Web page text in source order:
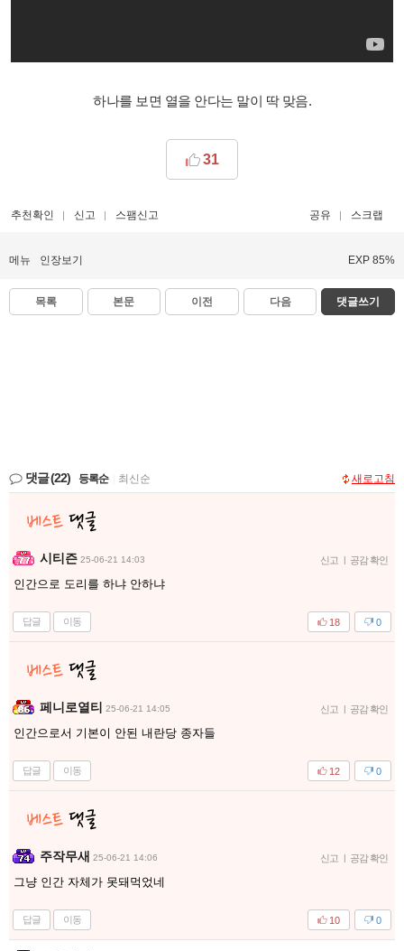
하나를 보면 열을 안다는 말이 딱 맞음.
31
추천확인 신고 스팸신고 공유 스크랩
메뉴 인장보기 EXP 85%
목록 본문 이전 다음 댓글쓰기
댓글(22) 등록순 최신순 새로고침
시티즌 25-06-21 14:03 신고 | 공감 확인
인간으로 도리를 하냐 안하냐
답글 이동 0
18
페니로열티 25-06-21 14:05 신고 | 공감 확인
인간으로서 기본이 안된 내란당 종자들
답글 이동 0
12
주작무새 25-06-21 14:06 신고 | 공감 확인
그냥 인간 자체가 못돼먹었네
답글 이동 0
10